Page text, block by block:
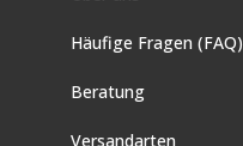
Häufige Fragen (FAQ)
Beratung
Versandarten